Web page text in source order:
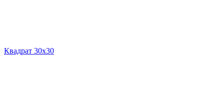
Квадрат 30х30